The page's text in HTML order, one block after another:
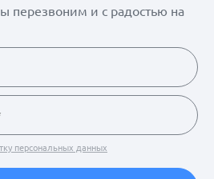
перезвоним и с радостью на
персональных данных